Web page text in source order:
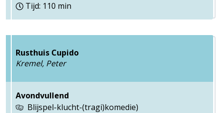
Tijd: 110 min
Rusthuis Cupido
Kremel, Peter
Avondvullend
Blijspel-klucht-(tragi)komedie)